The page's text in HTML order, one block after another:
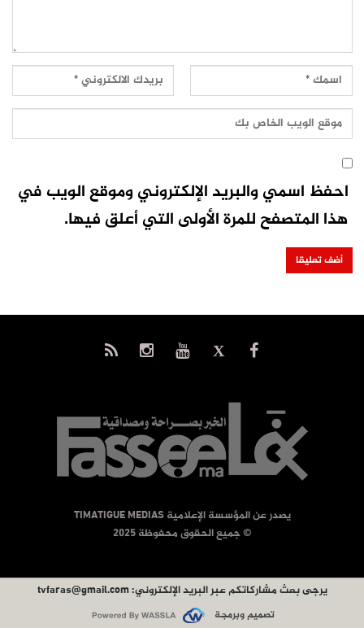
احفظ اسمي والبريد الإلكتروني وموقع الويب في
هذا المتصفح للمرة الأولى التي أعلق فيها.
يصدر عن المؤسسة الإعلامية TIMATIGUE MEDIAS
© جميع الحقوق محفوظة 2025
يرجى بعث مشاركاتكم عبر البريد الإلكتروني:tvfaras@gmail.com
تصميم وبرمجة